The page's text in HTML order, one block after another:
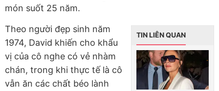
món suốt 25 năm.
TIN LIÊN QUAN
Theo người đẹp sinh năm
1974, David khiến cho khẩu
vị của cô nghe có vẻ nhàm
chán, trong khi thực tế là cô
vẫn ăn các chất béo lành